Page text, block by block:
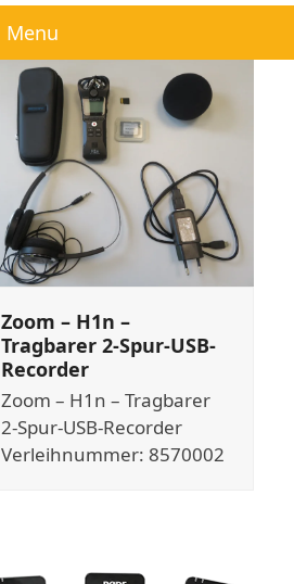
Menu
Zoom – H1n –
Tragbarer 2-Spur-USB-
Recorder
Zoom – H1n – Tragbarer
2-Spur-USB-Recorder
Verleihnummer: 8570002